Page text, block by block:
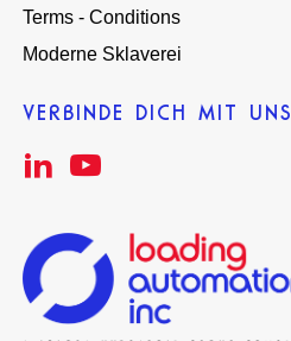
Terms - Conditions
Moderne Sklaverei
VERBINDE DICH MIT UNS